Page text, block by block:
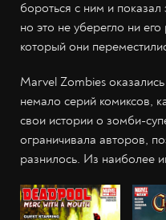
бороться с ним и
но это не уберегло ни
который они
Marvel Zombies
немало серий комиксов,
свои истории о зомби-
ограничивала авторов,
разнилось. Из наиболее